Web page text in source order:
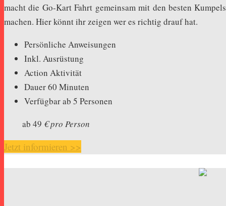
macht die Go-Kart Fahrt gemeinsam mit den besten
machen. Hier könnt ihr zeigen wer es richtig drauf hat.
Persönliche Anweisungen
Inkl. Ausrüstung
Action Aktivität
Dauer 60 Minuten
Verfügbar ab 5 Personen
ab 49 € pro Person
Jetzt informieren >>